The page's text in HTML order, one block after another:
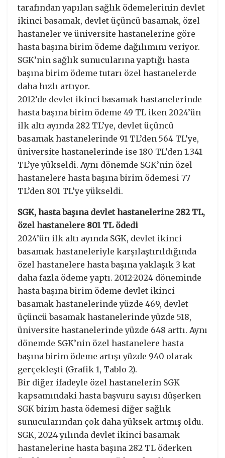
tarafından yapılan sağlık ödemelerinin devlet
ikinci basamak, devlet üçüncü basamak, özel
hastaneler ve üniversite hastanelerine göre
hasta başına birim ödeme dağılımını veriyor.
SGK’nin sağlık sunucularına yaptığı hasta
başına birim ödeme tutarı özel hastanelerde
daha hızlı artıyor.
2012’de devlet ikinci basamak hastanelerinde
hasta başına birim ödeme 49 TL iken 2024’ün
ilk altı ayında 282 TL’ye, devlet üçüncü
basamak hastanelerinde 91 TL’den 564 TL’ye,
üniversite hastanelerinde ise 180 TL’den 1.341
TL’ye yükseldi. Aynı dönemde SGK’nin özel
hastanelere hasta başına birim ödemesi 77
TL’den 801 TL’ye yükseldi.
SGK, hasta başına devlet hastanelerine 282 TL,
özel hastanelere 801 TL ödedi
2024’ün ilk altı ayında SGK, devlet ikinci
basamak hastaneleriyle karşılaştırıldığında
özel hastanelere hasta başına yaklaşık 3 kat
daha fazla ödeme yaptı. 2012-2024 döneminde
hasta başına birim ödeme devlet ikinci
basamak hastanelerinde yüzde 469, devlet
üçüncü basamak hastanelerinde yüzde 518,
üniversite hastanelerinde yüzde 648 arttı. Aynı
dönemde SGK’nin özel hastanelere hasta
başına birim ödeme artışı yüzde 940 olarak
gerçekleşti (Grafik 1, Tablo 2).
Bir diğer ifadeyle özel hastanelerin SGK
kapsamındaki hasta başvuru sayısı düşerken
SGK birim hasta ödemesi diğer sağlık
sunucularından çok daha yüksek artmış oldu.
SGK, 2024 yılında devlet ikinci basamak
hastanelerine hasta başına 282 TL öderken